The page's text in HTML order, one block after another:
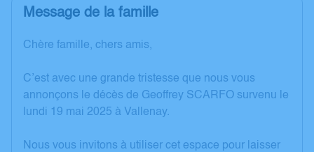
Message de la famille
Chère famille, chers amis,
C’est avec une grande tristesse que nous vous
annonçons le décès de Geoffrey SCARFO survenu le
lundi 19 mai 2025 à Vallenay.
Nous vous invitons à utiliser cet espace pour laisser